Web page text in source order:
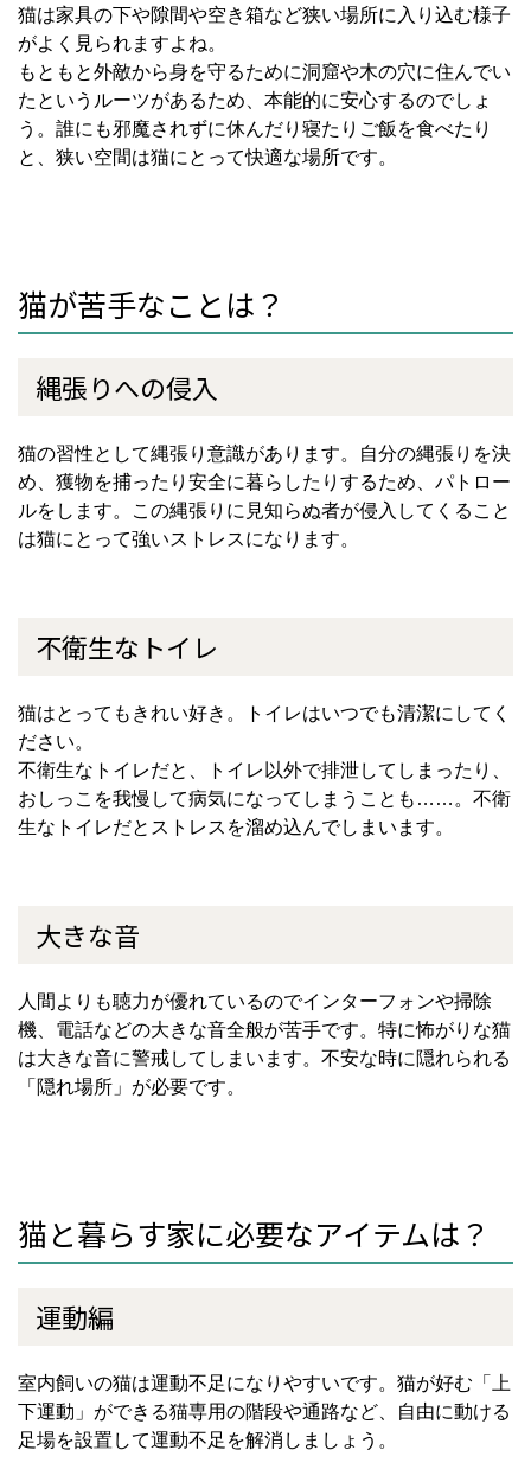
猫は家具の下や隙間や空き箱など狭い場所に入り込む様子
がよく見られますよね。
もともと外敵から身を守るために洞窟や木の穴に住んでい
たというルーツがあるため、本能的に安心するのでしょ
う。誰にも邪魔されずに休んだり寝たりご飯を食べたり
と、狭い空間は猫にとって快適な場所です。
猫が苦手なことは？
縄張りへの侵入
猫の習性として縄張り意識があります。自分の縄張りを決
め、獲物を捕ったり安全に暮らしたりするため、パトロー
ルをします。この縄張りに見知らぬ者が侵入してくること
は猫にとって強いストレスになります。
不衛生なトイレ
猫はとってもきれい好き。トイレはいつでも清潔にしてく
ださい。
不衛生なトイレだと、トイレ以外で排泄してしまったり、
おしっこを我慢して病気になってしまうことも …… 。不衛
生なトイレだとストレスを溜め込んでしまいます。
大きな音
人間よりも聴力が優れているのでインターフォンや掃除
機、電話などの大きな音全般が苦手です。特に怖がりな猫
は大きな音に警戒してしまいます。不安な時に隠れられる
「隠れ場所」が必要です。
猫と暮らす家に必要なアイテムは？
運動編
室内飼いの猫は運動不足になりやすいです。猫が好む「上
下運動」ができる猫専用の階段や通路など、自由に動ける
足場を設置して運動不足を解消しましょう。